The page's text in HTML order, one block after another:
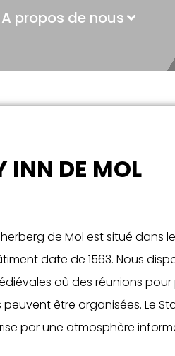
A propos de nous
INN DE MOL
de Mol est situé dans
date de 1563. Nous
où des réunions
être organisées. Le
par une atmosphère